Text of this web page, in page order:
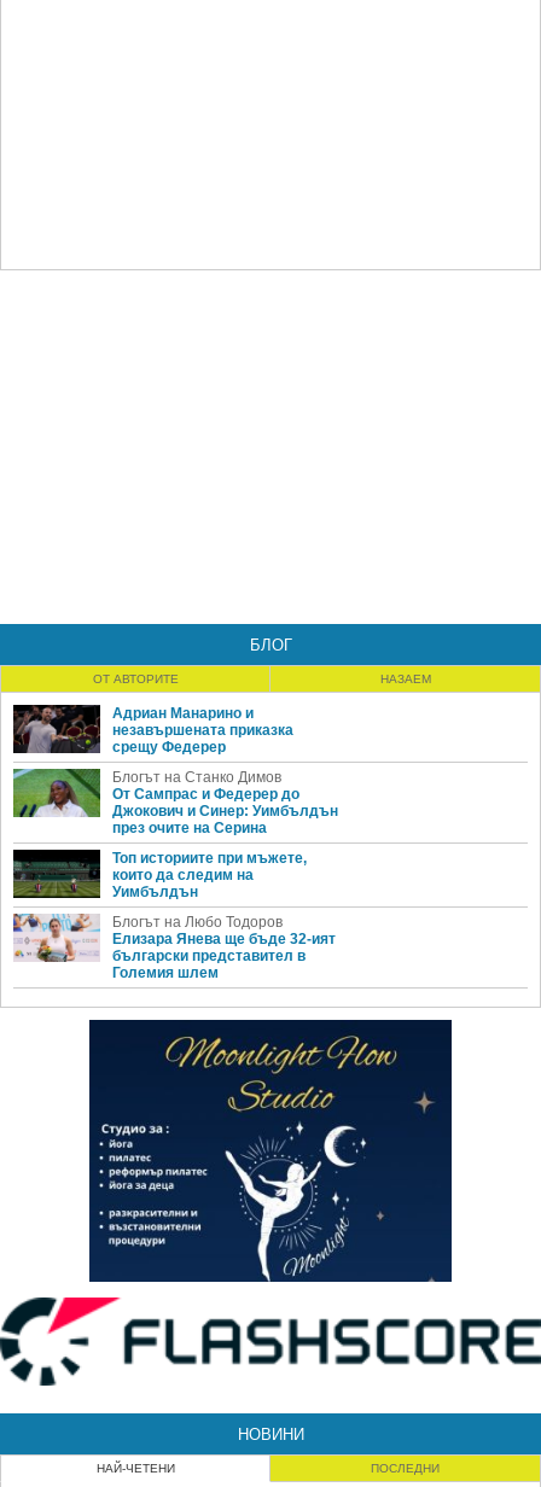
БЛОГ
ОТ АВТОРИТЕ НАЗАЕМ
Адриан Манарино и
незавършената приказка
срещу Федерер
Блогът на Станко Димов
От Сампрас и Федерер до
Джокович и Синер: Уимбълдън
през очите на Серина
Топ историите при мъжете,
които да следим на
Уимбълдън
Блогът на Любо Тодоров
Елизара Янева ще бъде 32-ият
български представител в
Големия шлем
НОВИНИ
НАЙ-ЧЕТЕНИ ПОСЛЕДНИ